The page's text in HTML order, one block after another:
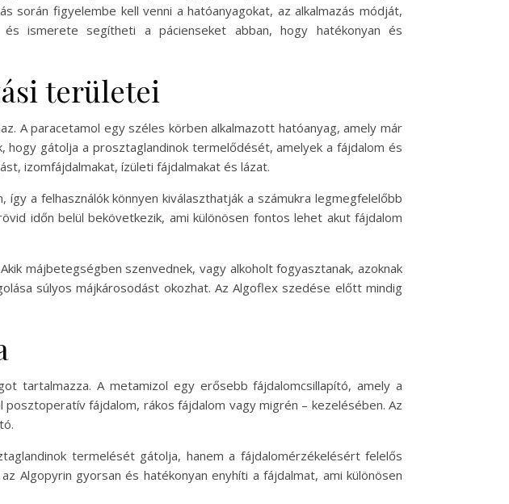
során figyelembe kell venni a hatóanyagokat, az alkalmazás módját,
ismerete segítheti a pácienseket abban, hogy hatékonyan és
területei
A paracetamol egy széles körben alkalmazott hatóanyag, amely már
hogy gátolja a prosztaglandinok termelődését, amelyek a fájdalom és
izomfájdalmakat, ízületi fájdalmakat és lázat.
a felhasználók könnyen kiválaszthatják a számukra legmegfelelőbb
időn belül bekövetkezik, ami különösen fontos lehet akut fájdalom
májbetegségben szenvednek, vagy alkoholt fogyasztanak, azoknak
súlyos májkárosodást okozhat. Az Algoflex szedése előtt mindig
tartalmazza. A metamizol egy erősebb fájdalomcsillapító, amely a
fájdalom, rákos fájdalom vagy migrén – kezelésében. Az
termelését gátolja, hanem a fájdalomérzékelésért felelős
Algopyrin gyorsan és hatékonyan enyhíti a fájdalmat, ami különösen